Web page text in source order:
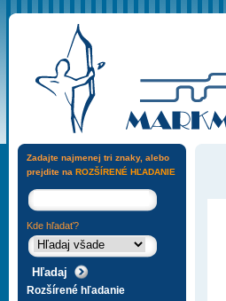
Zadajte najmenej tri znaky, alebo
prejdite na ROZŠÍRENÉ HĽADANIE
Kde hľadať?
Rozšírené hľadanie